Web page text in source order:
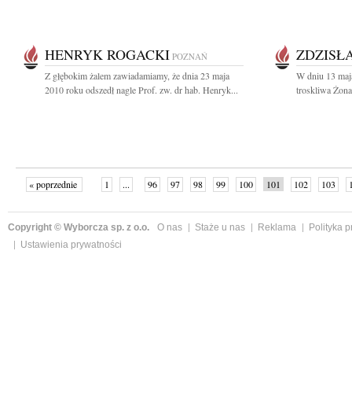
HENRYK ROGACKI POZNAŃ
Z głębokim żalem zawiadamiamy, że dnia 23 maja
2010 roku odszedł nagle Prof. zw. dr hab. Henryk...
W dniu 13
troskliwa
« poprzednie 1 ... 96 97 98 99 100 101 102 103
Copyright © Wyborcza sp. z o.o. O nas Staże u nas Reklama
Polityka
Ustawienia prywatności